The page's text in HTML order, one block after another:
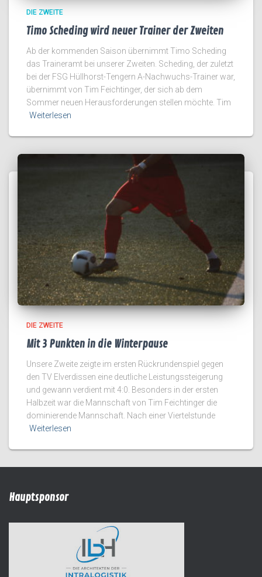
DIE ZWEITE
Timo Scheding wird neuer Trainer der Zweiten
Ab der kommenden Saison übernimmt Timo Scheding
das Traineramt bei unserer Zweiten. Scheding, der zuletzt
bei der FSG Hüllhorst-Tengern A-Nachwuchs-Trainer war,
übernimmt von Tim Feichtinger, der sich ab dem
Sommer neuen Herausforderungen stellen möchte. Tim
Weiterlesen
DIE ZWEITE
Mit 3 Punkten in die Winterpause
Unsere Zweite zeigte im ersten Rückrundenspiel gegen
den TV Elverdissen eine deutliche Leistungssteigerung
und gewann verdient mit 4:0. Besonders in der ersten
Halbzeit war die Mannschaft von Tim Feichtinger die
dominierende Mannschaft. Nach einer Viertelstunde
Weiterlesen
Hauptsponsor